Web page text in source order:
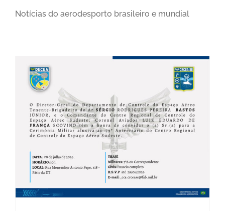
Notícias do aerodesporto brasileiro e mundial